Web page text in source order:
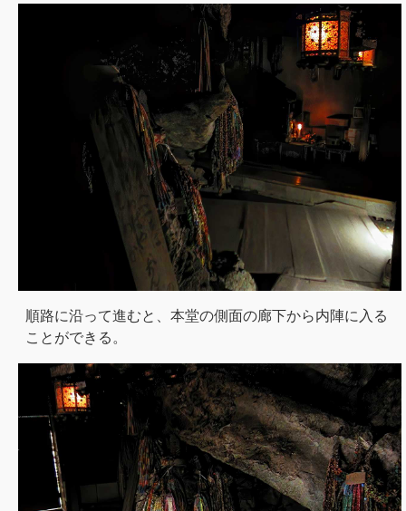
順路に沿って進むと、本堂の側面の廊下から内陣に入る
ことができる。